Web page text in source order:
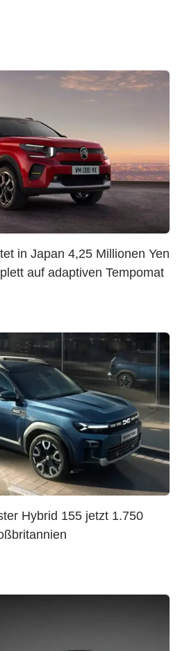
in Japan 4,25 Millionen Yen
auf adaptiven Tempomat
Hybrid 155 jetzt 1.750